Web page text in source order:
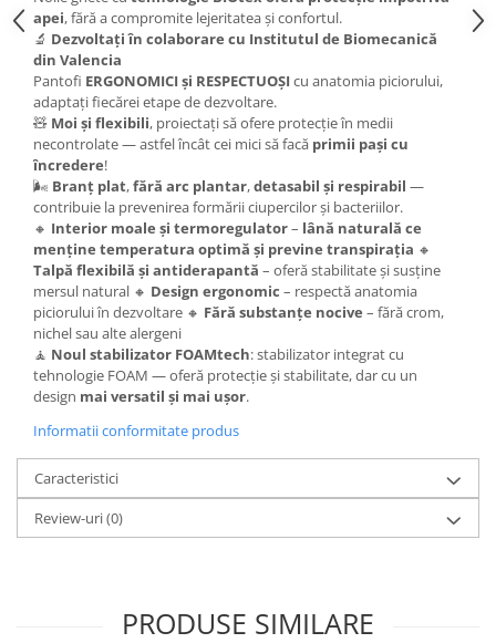
apei, fără a compromite lejeritatea și confortul.
🔬 Dezvoltați în colaborare cu Institutul de Biomecanică
din Valencia
Pantofi ERGONOMICI și RESPECTUOȘI cu anatomia piciorului,
adaptați fiecărei etape de dezvoltare.
🧸 Moi și flexibili, proiectați să ofere protecție în medii
necontrolate — astfel încât cei mici să facă primii pași cu
încredere!
🌬️ Branț plat,fără arc plantar,detasabil și respirabil —
contribuie la prevenirea formării ciupercilor și bacteriilor.
🔸 Interior moale și termoregulator– lână naturală ce
menține temperatura optimă și previne transpirația 🔸
Talpă flexibilă și antiderapantă – oferă stabilitate și susține
mersul natural 🔸 Design ergonomic – respectă anatomia
piciorului în dezvoltare 🔸 Fără substanțe nocive – fără crom,
nichel sau alte alergeni
🧘 Noul stabilizator FOAMtech: stabilizator integrat cu
tehnologie FOAM — oferă protecție și stabilitate, dar cu un
design mai versatil și mai ușor.
Informatii conformitate produs
Caracteristici
Review-uri(0)
PRODUSE SIMILARE